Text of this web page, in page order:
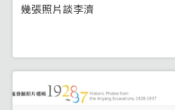
幾張照片談李濟